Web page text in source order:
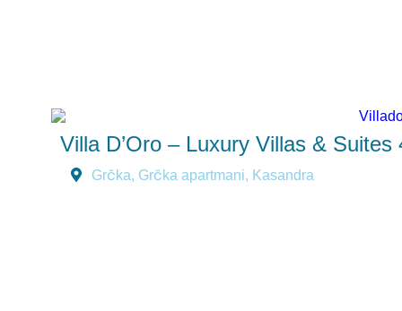
Villa D’Oro – Luxury Villas & Suites
Grčka, Grčka apartmani, Kasandra